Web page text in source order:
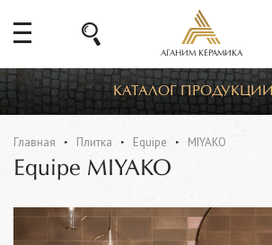
АГАНИМ КЕРАМИКА
КАТАЛОГ ПРОДУКЦИИ
Главная Плитка Equipe MIYAKO
Equipe MIYAKO